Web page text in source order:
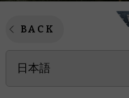
BACK
日本語